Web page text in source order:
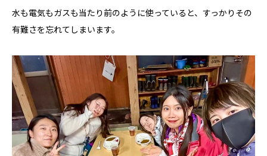
水も電気もガスも当たり前のように使っていると、すっかりその
有難さを忘れてしまいます。